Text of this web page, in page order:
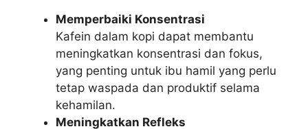
Memperbaiki Konsentrasi
Kafein dalam kopi dapat membantu
meningkatkan konsentrasi dan fokus,
yang penting untuk ibu hamil yang perlu
tetap waspada dan produktif selama
kehamilan.
Meningkatkan Refleks